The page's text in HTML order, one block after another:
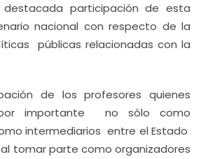
participación de esta
nacional con respecto de la
públicas relacionadas con la
de los profesores quienes
importante no sólo como
intermediarios entre el Estado
tomar parte como organizadores